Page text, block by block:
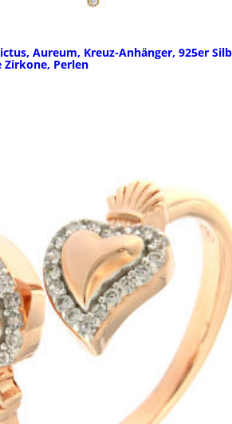
Aureum, Kreuz-Anhänger, 925er
Perlen